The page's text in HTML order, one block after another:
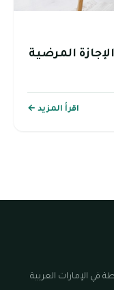
المرضية
اقرأ المزيد ←
الإمارات العربية